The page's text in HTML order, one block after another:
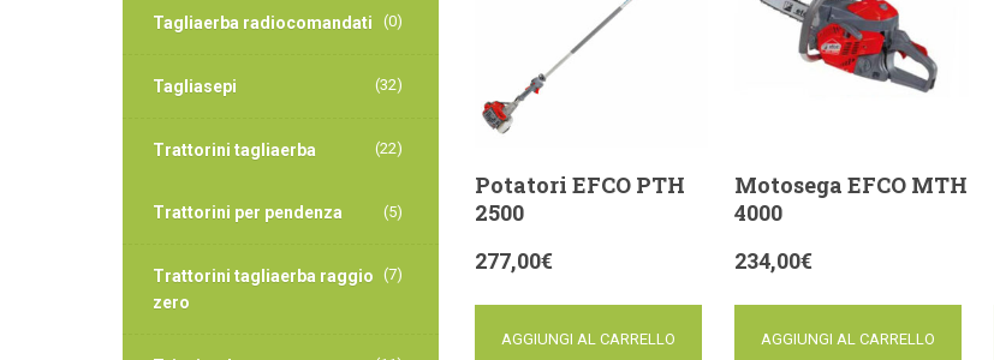
Potatori EFCO PTH
2500
277,00€
AGGIUNGI AL CARRELLO
Motosega EFCO MTH
4000
234,00€
AGGIUNGI AL CARRELLO
Tagliaerba radiocomandati (0)
Tagliasepi (32)
Trattorini tagliaerba (22)
Trattorini per pendenza (5)
Trattorini tagliaerba raggio
zero
(7)